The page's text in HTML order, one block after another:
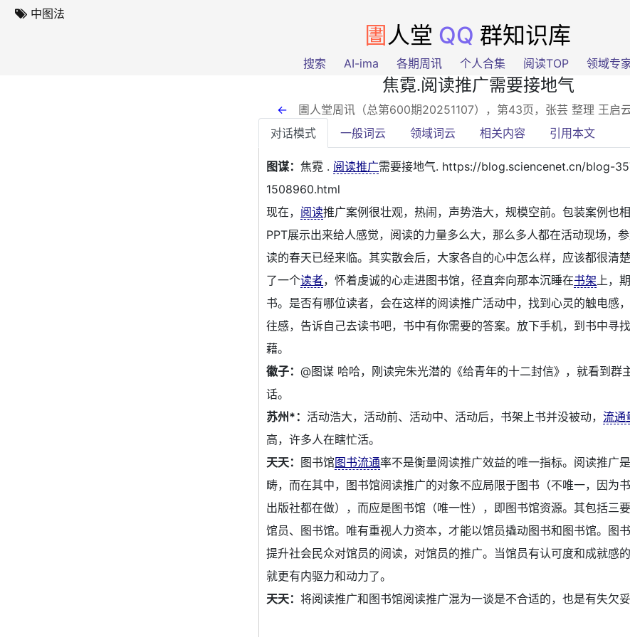
中图法
圕 人堂 QQ 群知识库
搜索 AI-ima 各期周讯 个人合集 阅读TOP 领域专
焦霓.阅读推广需要接地气
← 圕人堂周讯（总第600期20251107），第43页 ，张芸 整理 王启
对话模式
一般词云 领域词云 相关内容 引用本文
图谋：焦霓 . 阅读推广需要接地气. https://blog.sciencenet.cn/blog-
1508960.html
现在， 阅读推广案例很壮观，热闹，声势浩大，规模空前。包装案例也相
PPT展示出来给人感觉，阅读的力量多么大，那么多人都在活动现场，
读的春天已经来临。其实散会后，大家各自的心中怎么样，应该都很清
了一个读者，怀着虔诚的心走进图书馆，径直奔向那本沉睡在书架 上，
书。是否有哪位读者，会在这样的阅读推广活动中，找到心灵的触电感
往感，告诉自己去读书吧，书中有你需要的答案。放下手机，到书中寻
藉。
徽子：@图谋 哈哈，刚读完朱光潜的《给青年的十二封信》，就看到群
话。
苏州*： 活动浩大，活动前、活动中、活动后，书架上书并没被动，流通
高，许多人在瞎忙活。
天天： 图书馆图书流通率不是衡量阅读推广效益的唯一指标。阅读推广
畴，而在其中，图书馆阅读推广的对象不应局限于图书（不唯一，因为书
出版社都在做），而应是图书馆（唯一性），即图书馆资源。其包括三要
馆员、图书馆。唯有重视人力资本，才能以馆员撬动图书和图书馆。图
提升社会民众对馆员的阅读，对馆员的推广。当馆员有认可度和成就感
就更有内驱力和动力了。
天天：将阅读推广和图书馆阅读推广混为一谈是不合适的，也是有失欠妥